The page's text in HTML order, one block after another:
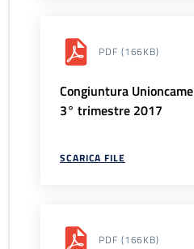
PDF (166KB)
Congiuntura
3° trimestre 2017
SCARICA FILE
PDF (166KB)